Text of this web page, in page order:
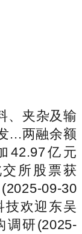
夹杂及输
...两融余额
42.97亿元
交所股票获
09-30
技欢迎东吴
调研(2025-